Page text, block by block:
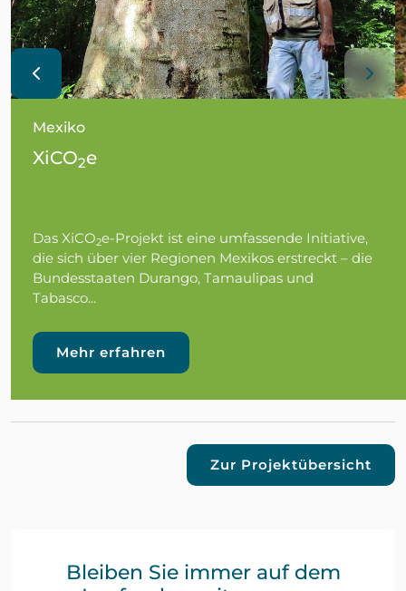
Mexiko
XiCO2e
Das XiCO2e-Projekt ist eine umfassende Initiative,
die sich über vier Regionen Mexikos erstreckt – die
Bundesstaaten Durango, Tamaulipas und
Tabasco...
Mehr erfahren
Zur Projektübersicht
Bleiben Sie immer auf dem